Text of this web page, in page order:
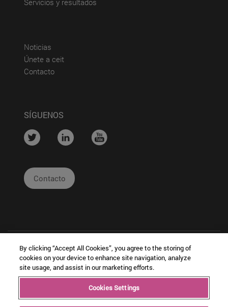
Noticias
Únete a ceit(abre en nueva ventana)
Contacto(abre en nueva ventana)
SÍGUENOS
.... .... ....
Contacto
Copyright © Ceit
|
Información
|
|
By clicking “Accept All Cookies”, you agree to the storing of
cookies on your device to enhance site navigation, analyze
site usage, and assist in our marketing efforts.
Cookies Settings